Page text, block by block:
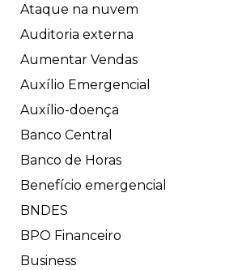
Ataque na nuvem
Auditoria externa
Aumentar Vendas
Auxílio Emergencial
Auxílio-doença
Banco Central
Banco de Horas
Benefício emergencial
BNDES
BPO Financeiro
Business